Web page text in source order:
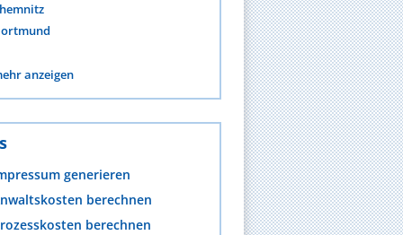
anzeigen
generieren
berechnen
berechnen